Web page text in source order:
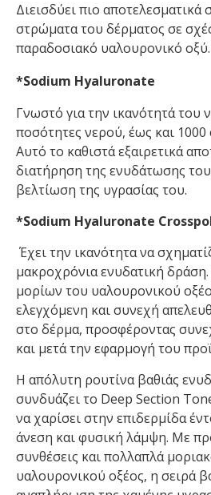
Διεισδύει πιο αποτελεσματικά
στρώματα του δέρματος σε
παραδοσιακό υαλουρονικό οξύ.
*Sodium Hyaluronate
Γνωστό για την ικανότητά του
ποσότητες νερού, έως και
Αυτό το καθιστά εξαιρετικά
διατήρηση της ενυδάτωσης
βελτίωση της υγρασίας του.
*Sodium Hyaluronate
Έχει την ικανότητα να
μακροχρόνια ενυδατική
μορίων του υαλουρονικού
ελεγχόμενη και συνεχή
στο δέρμα, προσφέροντας
και μετά την εφαρμογή του
Η απόλυτη ρουτίνα βαθιάς
συνδυάζει το Deep Section
να χαρίσει στην επιδερμίδα
άνεση και φυσική λάμψη. Με
συνθέσεις και πολλαπλά
υαλουρονικού οξέος, η σειρά